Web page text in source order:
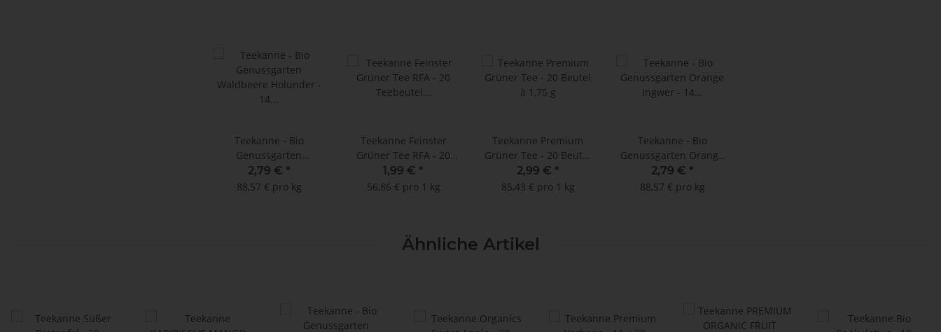
Teekanne - Bio
Genussgarten
Waldbeere Holunder -
14
2,79 € *
88,57 € pro kg
Teekanne Feinster
Grüner Tee RFA - 20
Teebeutel à 1,75 g
1,99 € *
56,86 € pro 1 kg
Teekanne Premium
Grüner Tee - 20 Beutel
à 1,75 g
2,99 € *
85,43 € pro 1 kg
Teekanne - Bio
Genussgarten Orange
Ingwer - 14
Doppelkammerbeutel à
2,79 € *
88,57 € pro kg
Ähnliche Artikel